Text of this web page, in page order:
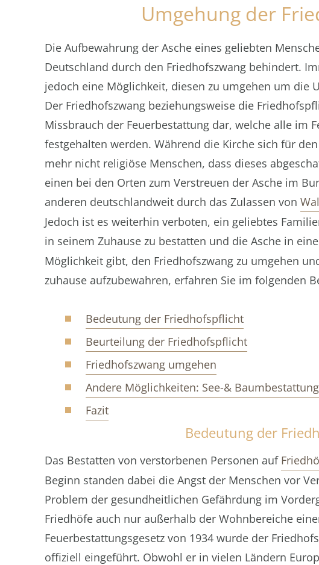
Umgehung der
Die Aufbewahrung der Asche eines geliebten
Deutschland durch den Friedhofszwang behindert.
jedoch eine Möglichkeit, diesen zu umgehen um die
Der Friedhofszwang beziehungsweise die
Missbrauch der Feuerbestattung dar, welche alle im
festgehalten werden. Während die Kirche sich für
mehr nicht religiöse Menschen, dass dieses
einen bei den Orten zum Verstreuen der Asche im
anderen deutschlandweit durch das Zulassen von
Jedoch ist es weiterhin verboten, ein geliebtes
in seinem Zuhause zu bestatten und die Asche in
Möglichkeit gibt, den Friedhofszwang zu umgehen
zuhause aufzubewahren, erfahren Sie im folgenden
Bedeutung der Friedhofspflicht
Beurteilung der Friedhofspflicht
Friedhofszwang umgehen
Andere Möglichkeiten: See-& Baumbestattung
Fazit
Bedeutung der
Das Bestatten von verstorbenen Personen auf
Beginn standen dabei die Angst der Menschen vor
Problem der gesundheitlichen Gefährdung im
Friedhöfe auch nur außerhalb der Wohnbereiche
Feuerbestattungsgesetz von 1934 wurde der
offiziell eingeführt. Obwohl er in vielen Ländern